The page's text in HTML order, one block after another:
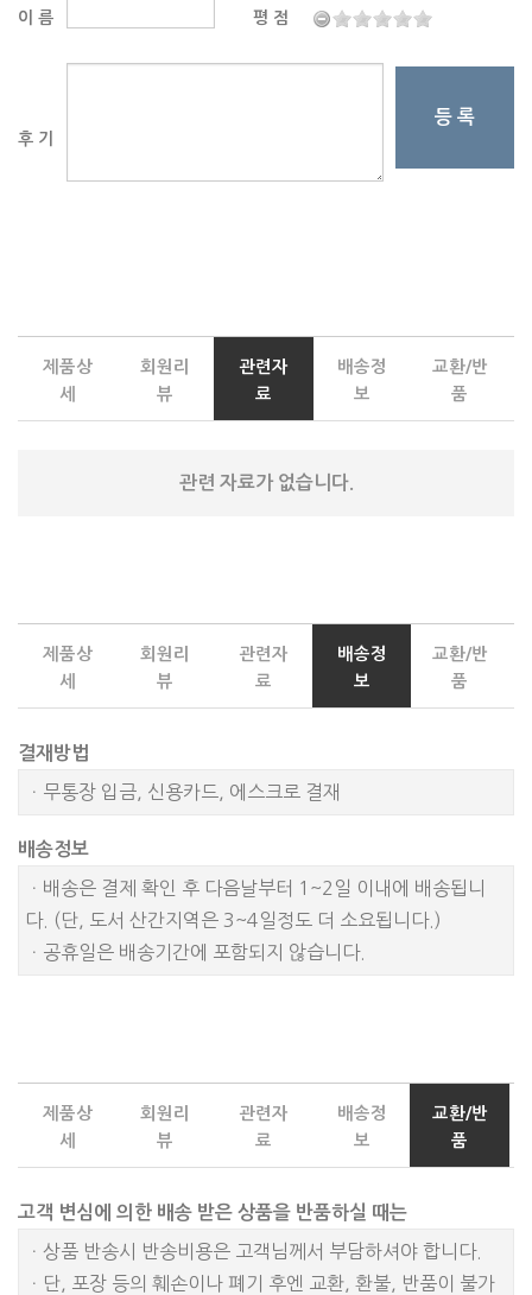
이 름 평 점
후 기
등 록
제품상
세
회원리
뷰
관련자
료
배송정
보
교환/반
품
관련 자료가 없습니다.
제품상
세
회원리
뷰
관련자
료
배송정
보
교환/반
품
결재방법
ㆍ무통장 입금, 신용카드, 에스크로 결재
배송정보
ㆍ배송은 결제 확인 후 다음날부터 1~2일 이내에 배송됩니
다. (단, 도서 산간지역은 3~4일정도 더 소요됩니다.)
ㆍ공휴일은 배송기간에 포함되지 않습니다.
제품상
세
회원리
뷰
관련자
료
배송정
보
교환/반
품
고객 변심에 의한 배송 받은 상품을 반품하실 때는
ㆍ상품 반송시 반송비용은 고객님께서 부담하셔야 합니다.
ㆍ단, 포장 등의 훼손이나 폐기 후엔 교환, 환불, 반품이 불가